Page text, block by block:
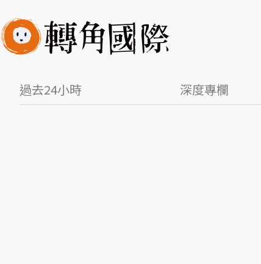
過去24小時 深度專欄